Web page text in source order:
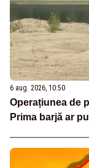
6 aug. 2026, 10:50
Operațiunea de
Prima barjă ar